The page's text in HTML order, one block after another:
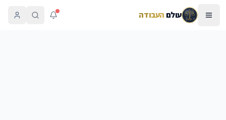
עולםהעבודה